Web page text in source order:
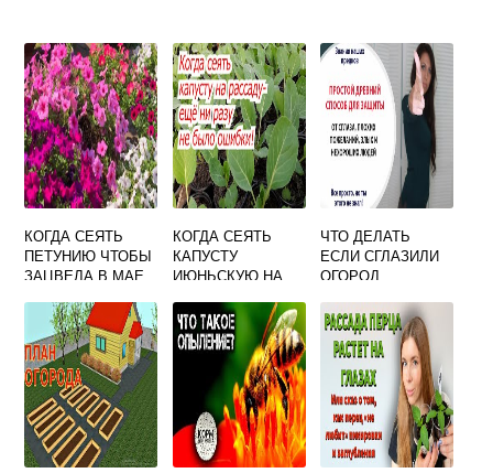
КОГДА СЕЯТЬ
ПЕТУНИЮ ЧТОБЫ
ЗАЦВЕЛА В МАЕ
КОГДА СЕЯТЬ
КАПУСТУ
ИЮНЬСКУЮ НА
ЧТО ДЕЛАТЬ
ЕСЛИ СГЛАЗИЛИ
ОГОРОД